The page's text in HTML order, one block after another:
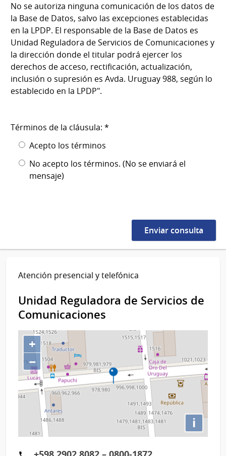
No se autoriza ninguna comunicación de los datos de
la Base de Datos, salvo las excepciones establecidas
en la LPDP. El responsable de la Base de Datos es
Unidad Reguladora de Servicios de Comunicaciones y
la dirección donde el titular podrá ejercer los
derechos de acceso, rectificación, actualización,
inclusión o supresión es Avda. Uruguay 988, según lo
establecido en la LPDP".
Términos de la cláusula: *
Acepto los términos
No acepto los términos. (No se enviará el
mensaje)
Atención presencial y telefónica
Unidad Reguladora de Servicios de
Comunicaciones
+
−
i